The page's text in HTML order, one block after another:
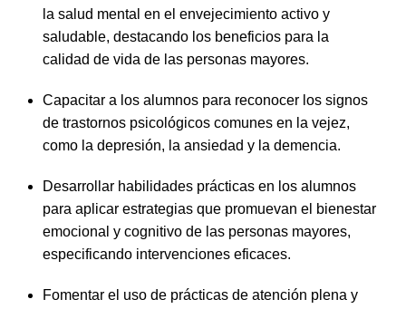
la salud mental en el envejecimiento activo y
saludable, destacando los beneficios para la
calidad de vida de las personas mayores.
Capacitar a los alumnos para reconocer los signos
de trastornos psicológicos comunes en la vejez,
como la depresión, la ansiedad y la demencia.
Desarrollar habilidades prácticas en los alumnos
para aplicar estrategias que promuevan el bienestar
emocional y cognitivo de las personas mayores,
especificando intervenciones eficaces.
Fomentar el uso de prácticas de atención plena y